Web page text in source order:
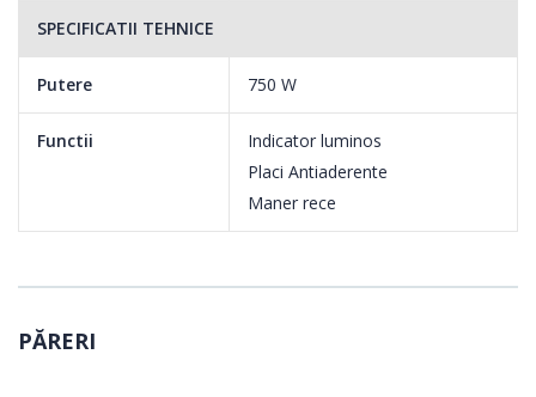
MANER RECE
Foloseste oricand produsul in siguranta gratie manerului izolat
termic care nu permite incalzirea excesiva a acestuia.
SPECIFICATII TEHNICE
Putere 750 W
Functii
Indicator luminos
Placi Antiaderente
Maner rece
PĂRERI